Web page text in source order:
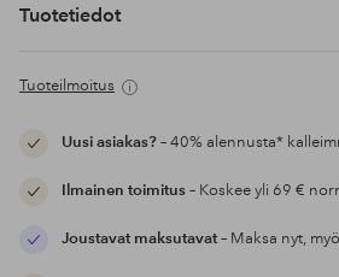
Tuotetiedot
Tuoteilmoitus
Uusi asiakas?– 40% alennusta*
Ilmainen toimitus– Koskee yli 69 €
Joustavat maksutavat– Maksa nyt,